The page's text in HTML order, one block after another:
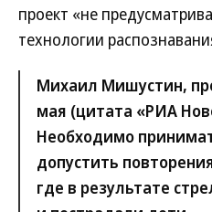
проект «не
технологии
Михаил Мишустин,
мая (цитата «РИА
Необходимо
допустить
где в результате